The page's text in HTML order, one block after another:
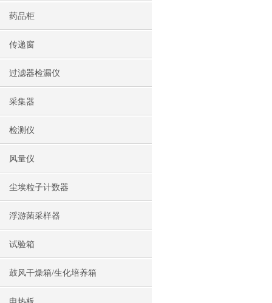
药品柜
传递窗
过滤器检漏仪
采集器
检测仪
风量仪
尘埃粒子计数器
浮游菌采样器
试验箱
鼓风干燥箱/生化培养箱